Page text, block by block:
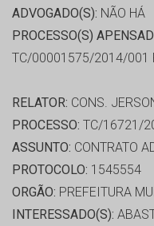
ADVOGADO(S): NÃO HÁ
PROCESSO(S)
TC/00001575/2014/001
RELATOR: CONS.
PROCESSO: TC/16721/
ASSUNTO: CONTRATO
PROTOCOLO: 1545554
ORGÃO: PREFEITURA
INTERESSADO(S):